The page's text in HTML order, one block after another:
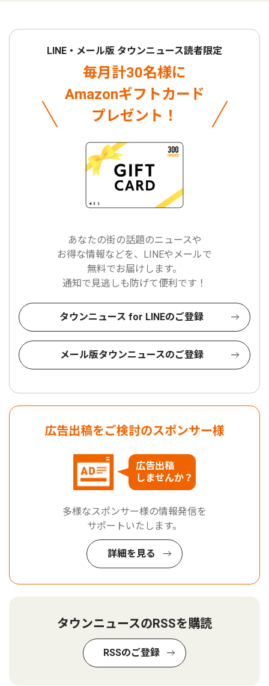
LINE・メール版 タウンニュース読者限定
毎月計30名様に
Amazonギフトカード
プレゼント！
あなたの街の話題のニュースや
お得な情報などを、LINEやメールで
無料でお届けします。
通知で見逃しも防げて便利です！
タウンニュース for LINEのご登録
メール版タウンニュースのご登録
広告出稿をご検討のスポンサー様
広告出稿
しませんか？
多様なスポンサー様の情報発信を
サポートいたします。
詳細を見る
タウンニュースのRSSを購読
RSSのご登録